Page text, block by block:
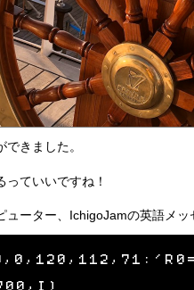
きました。
ていいですね！
ューター、IchigoJamの英語メッ